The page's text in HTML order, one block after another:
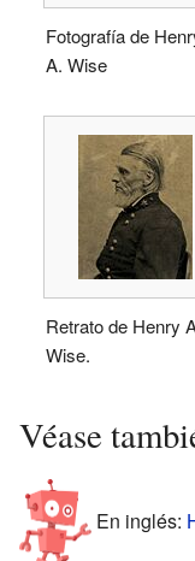
Fotografía de
A. Wise
Retrato de Henry
Wise.
Véase
En inglés: